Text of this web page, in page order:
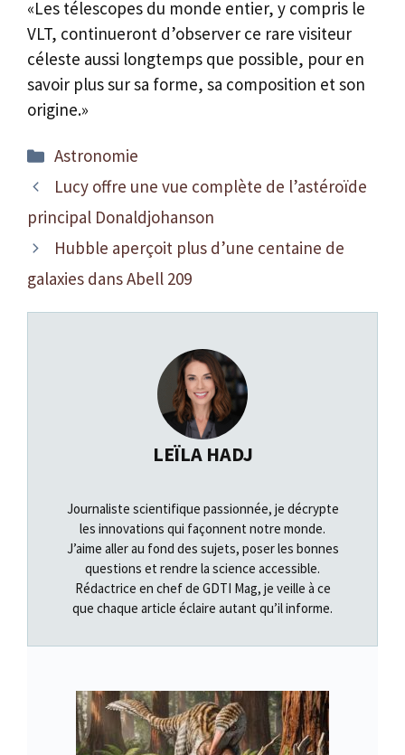
«Les télescopes du monde entier, y compris le
VLT, continueront d’observer ce rare visiteur
céleste aussi longtemps que possible, pour en
savoir plus sur sa forme, sa composition et son
origine.»
Catégories
Astronomie
Lucy offre une vue complète de l’astéroïde
principal Donaldjohanson
Hubble aperçoit plus d’une centaine de
galaxies dans Abell 209
LEÏLA HADJ
Journaliste scientifique passionnée, je décrypte
les innovations qui façonnent notre monde.
J’aime aller au fond des sujets, poser les bonnes
questions et rendre la science accessible.
Rédactrice en chef de GDTI Mag, je veille à ce
que chaque article éclaire autant qu’il informe.